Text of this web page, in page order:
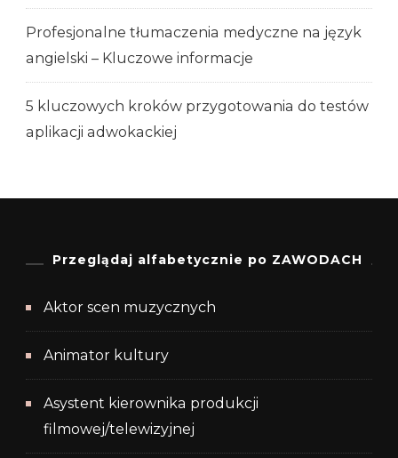
Profesjonalne tłumaczenia medyczne na język
angielski – Kluczowe informacje
5 kluczowych kroków przygotowania do testów
aplikacji adwokackiej
Przeglądaj alfabetycznie po ZAWODACH
Aktor scen muzycznych
Animator kultury
Asystent kierownika produkcji
filmowej/telewizyjnej